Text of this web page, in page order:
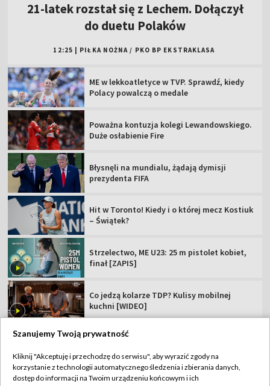
21-latek rozstał się z Lechem. Dołączył
do duetu Polaków
12:25 PIŁKA NOŻNA / PKO BP EKSTRAKLASA
ME w lekkoatletyce w TVP. Sprawdź, kiedy
Polacy powalczą o medale
Poważna kontuzja kolegi Lewandowskiego.
Duże osłabienie Fire
Błysnęli na mundialu, żądają dymisji
prezydenta FIFA
Hit w Toronto! Kiedy i o której mecz Kostiuk
– Świątek?
Strzelectwo, ME U23: 25 m pistolet kobiet,
finał [ZAPIS]
Co jedzą kolarze TDP? Kulisy mobilnej
kuchni [WIDEO]
TVP
Szanujemy Twoją prywatność
Kliknij "Akceptuję i przechodzę do serwisu", aby wyrazić zgody na
korzystanie z technologii automatycznego śledzenia i zbierania danych,
dostęp do informacji na Twoim urządzeniu końcowym i ich